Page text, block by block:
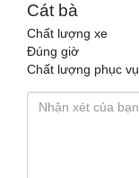
Cát bà
Chất lượng xe
Đúng giờ
Chất lượng phục vụ